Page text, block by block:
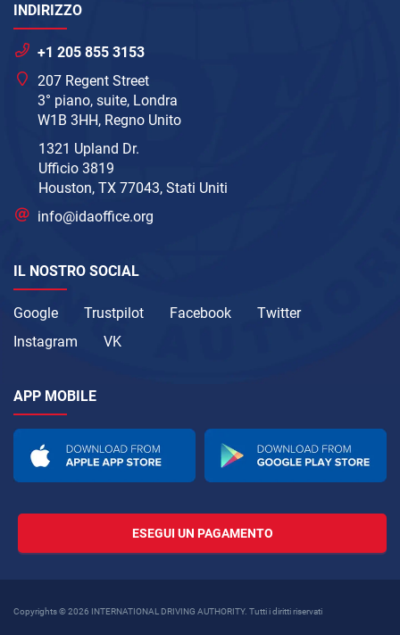
INDIRIZZO
+1 205 855 3153
207 Regent Street
3° piano, suite, Londra
W1B 3HH, Regno Unito
1321 Upland Dr.
Ufficio 3819
Houston, TX 77043, Stati Uniti
info@idaoffice.org
IL NOSTRO SOCIAL
Google Trustpilot Facebook
Twitter
Instagram
VK
APP MOBILE
ESEGUI UN PAGAMENTO
Copyrights © 2026 INTERNATIONAL DRIVING AUTHORITY. Tutti i diritti riservati